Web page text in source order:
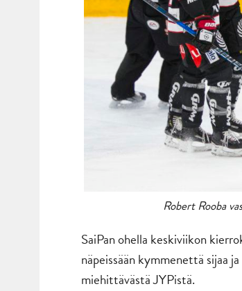
Robert Rooba
SaiPan ohella keskiviikon
näpeissään kymmenettä sijaa
miehittävästä JYPistä.